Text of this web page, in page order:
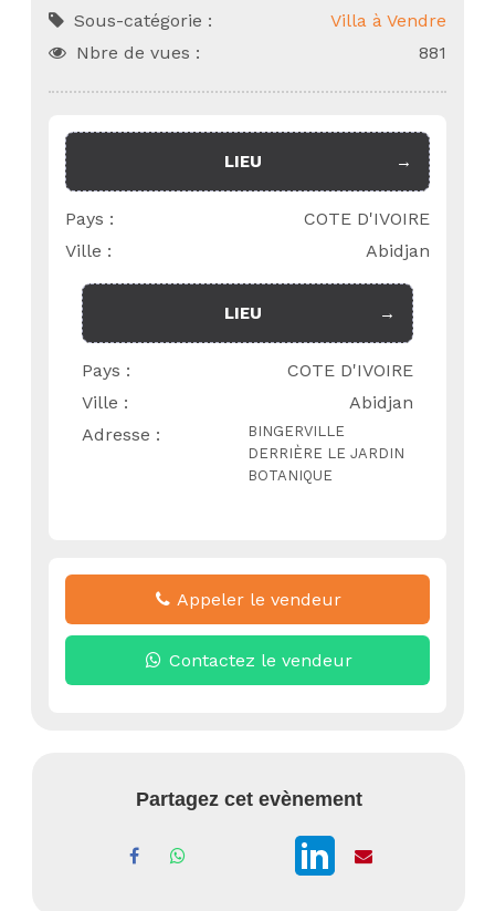
Sous-catégorie :
Villa à Vendre
Nbre de vues :
881
LIEU
Pays :
COTE D'IVOIRE
Ville :
Abidjan
LIEU
Pays :
COTE D'IVOIRE
Ville :
Abidjan
Adresse :
BINGERVILLE
DERRIÈRE LE JARDIN
BOTANIQUE
Appeler le vendeur
Contactez le vendeur
Partagez cet evènement